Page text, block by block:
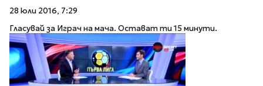
28 юли 2016, 7:29
Гласувай за Играч на мача. Остават ти 15 минути.